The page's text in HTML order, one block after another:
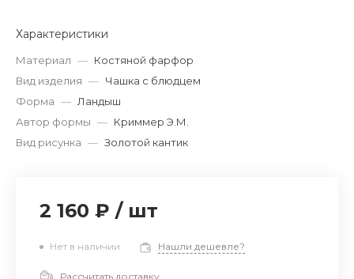
Характеристики
Материал — Костяной фарфор
Вид изделия — Чашка с блюдцем
Форма — Ландыш
Автор формы — Криммер Э.М.
Вид рисунка — Золотой кантик
2 160 ₽ / шт
Нет в наличии Нашли дешевле?
Рассчитать доставку